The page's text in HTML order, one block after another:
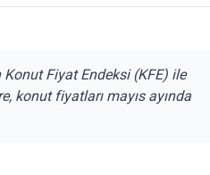
Konut Fiyat Endeksi (KFE) ile
konut fiyatları mayıs ayında